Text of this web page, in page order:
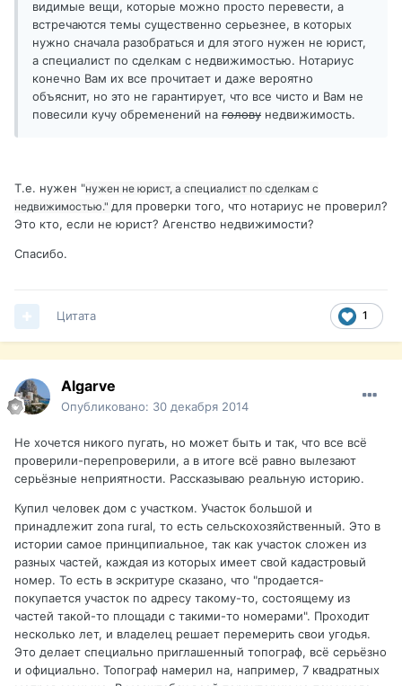
видимые вещи, которые можно просто перевести, а
встречаются темы существенно серьезнее, в которых
нужно сначала разобраться и для этого нужен не юрист,
а специалист по сделкам с недвижимостью. Нотариус
конечно Вам их все прочитает и даже вероятно
объяснит, но это не гарантирует, что все чисто и Вам не
повесили кучу обременений на голову недвижимость.
Т.е. нужен "нужен не юрист, а специалист по сделкам с
недвижимостью." для проверки того, что нотариус не проверил?
Это кто, если не юрист? Агенство недвижимости?
Спасибо.
1
Цитата
Algarve
Опубликовано: 30 декабря 2014
Не хочется никого пугать, но может быть и так, что все всё
проверили-перепроверили, а в итоге всё равно вылезают
серьёзные неприятности. Рассказываю реальную историю.
Купил человек дом с участком. Участок большой и
принадлежит zona rural, то есть сельскохозяйственный. Это в
истории самое принципиальное, так как участок сложен из
разных частей, каждая из которых имеет свой кадастровый
номер. То есть в эскритуре сказано, что "продается-
покупается участок по адресу такому-то, состоящему из
частей такой-то площади с такими-то номерами". Проходит
несколько лет, и владелец решает перемерить свои угодья.
Это делает специально приглашенный топограф, всё серьёзно
и официально. Топограф намерил на, например, 7 квадратных